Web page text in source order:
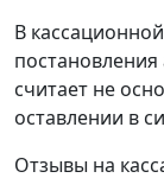
В
считает не
оставлении в
Отзывы на